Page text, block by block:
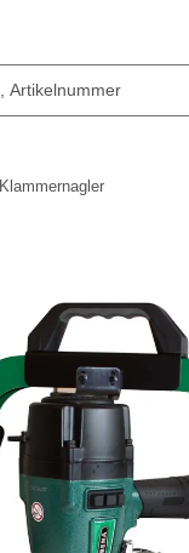
Klammernagler